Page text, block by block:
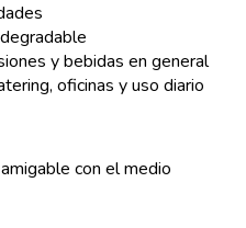
y bebidas en general
oficinas y uso diario
con el medio